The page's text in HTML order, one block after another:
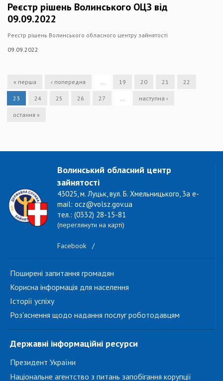
Реєстр рішень Волинського ОЦЗ від
09.09.2022
Реєстр рішень Волинського обласного центру зайнятості
09.09.2022
« перша ‹ попередня … 19 20 21 22
23 24 25 26 27 … наступна ›
остання »
Волинський обласний центр
зайнятості
43025, м. Луцьк, вул. Б. Хмельницького, 3а e-
mail: ocz@volsz.gov.ua
тел.: (0332) 28-15-81
(переглянути на карті)
Facebook /
Поширені запитання громадян
Корисна інформація для населення
Історії успіху
Роз'яснення щодо надання послуг роботодавцям
Державні інформаційні ресурси
Президент України
Національне агентство з питань запобігання корупції